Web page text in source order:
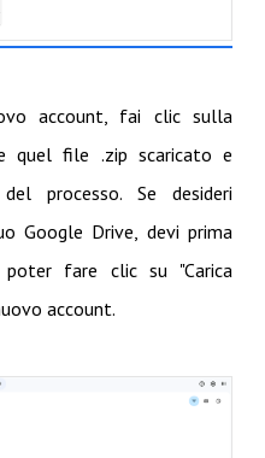
account, fai clic sulla
quel file .zip scaricato e
processo. Se desideri
Google Drive, devi prima
fare clic su "Carica
account.